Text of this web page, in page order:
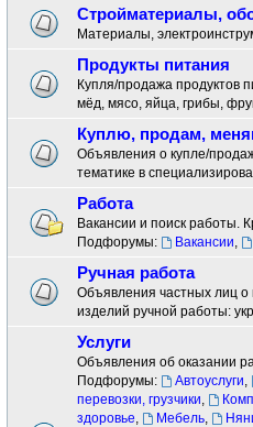
Стройматериалы,
Материалы,
Продукты питания
Купля/продажа продуктов
мёд, мясо, яйца, грибы,
Куплю, продам,
Объявления о купле/
тематике в
Работа
Вакансии и поиск работы.
Подфорумы:
Вакансии,
Ручная работа
Объявления частных лиц о
изделий ручной работы:
Услуги
Объявления об оказании
Подфорумы:
Автоуслуги,
перевозки, грузчики,
здоровье, Мебель,